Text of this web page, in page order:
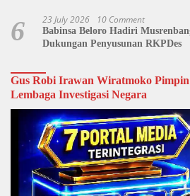
6 23 July 2026 10 Comment
Babinsa Beloro Hadiri
Dukungan Penyusunan RKPDes
Gus Robi Irawan Wiratmoko
Lembaga Investigasi Negara
Video
Player